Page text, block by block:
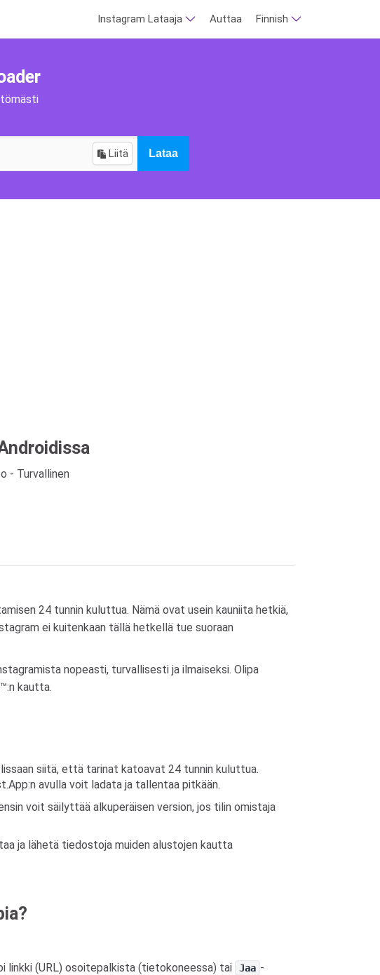
Instagram Lataaja Auttaa Finnish
Liitä Lataa
- Turvallinen
24 tunnin kuluttua. Nämä ovat usein kauniita hetkiä,
ei kuitenkaan tällä hetkellä tue suoraan
nopeasti, turvallisesti ja ilmaiseksi. Olipa
kautta.
siitä, että tarinat katoavat 24 tunnin kuluttua.
avulla voit ladata ja tallentaa pitkään.
voit säilyttää alkuperäisen version, jos tilin omistaja
ja lähetä tiedostoja muiden alustojen kautta
linkki (URL) osoitepalkista (tietokoneessa) tai
Jaa -